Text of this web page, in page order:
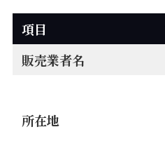
項目
販売業者名
所在地